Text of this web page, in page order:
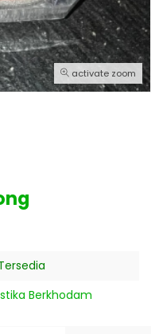
activate zoom
Berkhodam